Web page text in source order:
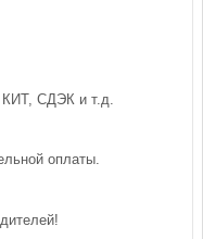
СДЭК и т.д.
оплаты.